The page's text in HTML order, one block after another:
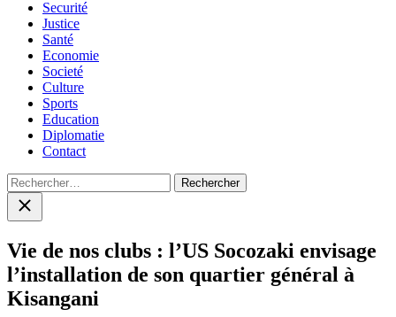
Securité
Justice
Santé
Economie
Societé
Culture
Sports
Education
Diplomatie
Contact
Rechercher :
Close
search
Vie de nos clubs : l’US Socozaki envisage
l’installation de son quartier général à
Kisangani